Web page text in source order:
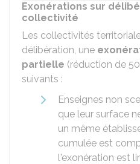
Exonérations sur
collectivité
Les collectivités
délibération, une
partielle (réduction de
suivants :
Enseignes non
que leur surface
un même
cumulée est
l'exonération est